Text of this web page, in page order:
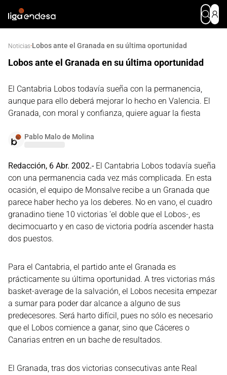
Noticias·Lobos ante el Granada en su última oportunidad
Lobos ante el Granada en su última oportunidad
El Cantabria Lobos todavía sueña con la permanencia,
aunque para ello deberá mejorar lo hecho en Valencia. El
Granada, con moral y confianza, quiere aguar la fiesta
Pablo Malo de Molina
Redacción, 6 Abr. 2002.-El Cantabria Lobos todavía sueña
con una permanencia cada vez más complicada. En esta
ocasión, el equipo de Monsalve recibe a un Granada que
parece haber hecho ya los deberes. No en vano, el cuadro
granadino tiene 10 victorias 'el doble que el Lobos-, es
decimocuarto y en caso de victoria podría ascender hasta
dos puestos.
Para el Cantabria, el partido ante el Granada es
prácticamente su última oportunidad. A tres victorias más
basket-average de la salvación, el Lobos necesita empezar
a sumar para poder dar alcance a alguno de sus
predecesores. Será harto difícil, pues no sólo es necesario
que el Lobos comience a ganar, sino que Cáceres o
Canarias entren en un bache de resultados.
El Granada, tras dos victorias consecutivas ante Real